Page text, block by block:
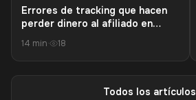
Errores de tracking que hacen
perder dinero al afiliado en
14 min· 18
Todos los artículos